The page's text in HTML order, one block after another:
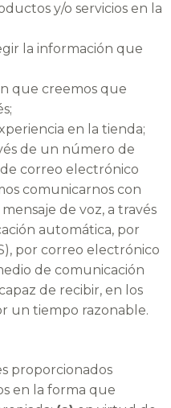
y/o servicios en la
la información que
que creemos que
en la tienda;
de un número de
correo electrónico
comunicarnos con
de voz, a través
automática, por
por correo electrónico
de comunicación
de recibir, en los
un tiempo razonable.
proporcionados
en la forma que